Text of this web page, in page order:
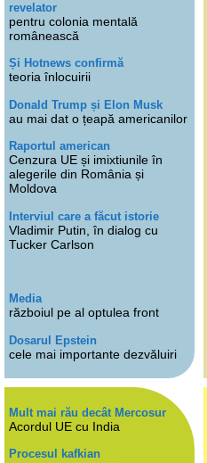
revelator
pentru colonia mentală
românească
Și Hotnews confirmă
teoria înlocuirii
Donald Trump și Elon Musk
au mai dat o țeapă americanilor
Raportul american
Cenzura UE și imixtiunile în
alegerile din România și
Moldova
Interviul care a făcut istorie
Vladimir Putin, în dialog cu
Tucker Carlson
Media
războiul pe al optulea front
Dosarul Epstein
cele mai importante dezvăluiri
Mult mai rău decât Mercosur
Acordul UE cu India
Procesul kafkian